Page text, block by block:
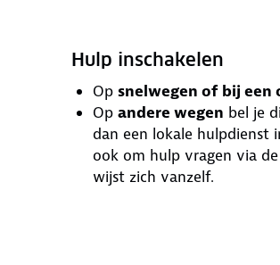
Hulp inschakelen
Op snelwegen of bij een
Op andere wegen bel je
dan een lokale hulpdienst
ook om hulp vragen via de
wijst zich vanzelf.